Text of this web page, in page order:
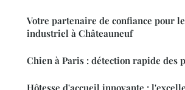
Votre partenaire de confiance pour
industriel à Châteauneuf
Chien à Paris : détection rapide des
Hôtesse d'accueil innovante :